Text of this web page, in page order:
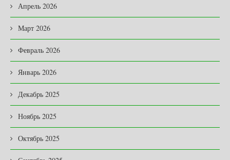
Апрель 2026
Март 2026
Февраль 2026
Январь 2026
Декабрь 2025
Ноябрь 2025
Октябрь 2025